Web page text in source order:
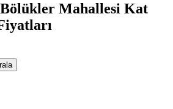
Mahallesi Kat